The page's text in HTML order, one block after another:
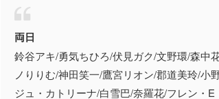
両日
鈴谷アキ/勇気ちひろ/伏見ガク/文野環/森中
ノりりむ/神田笑一/鷹宮リオン/郡道美玲/小
ジュ・カトリーナ/白雪巴/奈羅花/フレン・